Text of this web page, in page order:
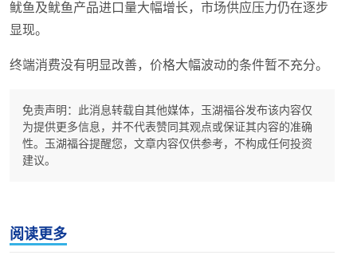
鱿鱼及鱿鱼产品进口量大幅增长，市场供应压力仍在逐步
显现。
终端消费没有明显改善，价格大幅波动的条件暂不充分。
免责声明：此消息转载自其他媒体，玉湖福谷发布该内容仅
为提供更多信息，并不代表赞同其观点或保证其内容的准确
性。玉湖福谷提醒您，文章内容仅供参考，不构成任何投资
建议。
阅读更多